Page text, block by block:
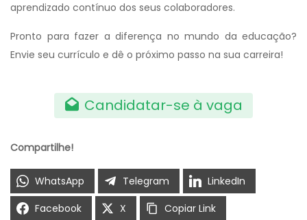
aprendizado contínuo dos seus colaboradores.
Pronto para fazer a diferença no mundo da educação?
Envie seu currículo e dê o próximo passo na sua carreira!
Candidatar-se à vaga
Compartilhe!
WhatsApp Telegram
LinkedIn
Facebook
X Copiar Link